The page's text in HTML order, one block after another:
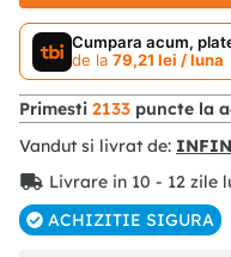
Cumpara acum,
de la 79,21 lei / luna
Primesti 2133 puncte la
Vandut si livrat de:
Livrare in 10 - 12 zile
ACHIZITIE SIGURA